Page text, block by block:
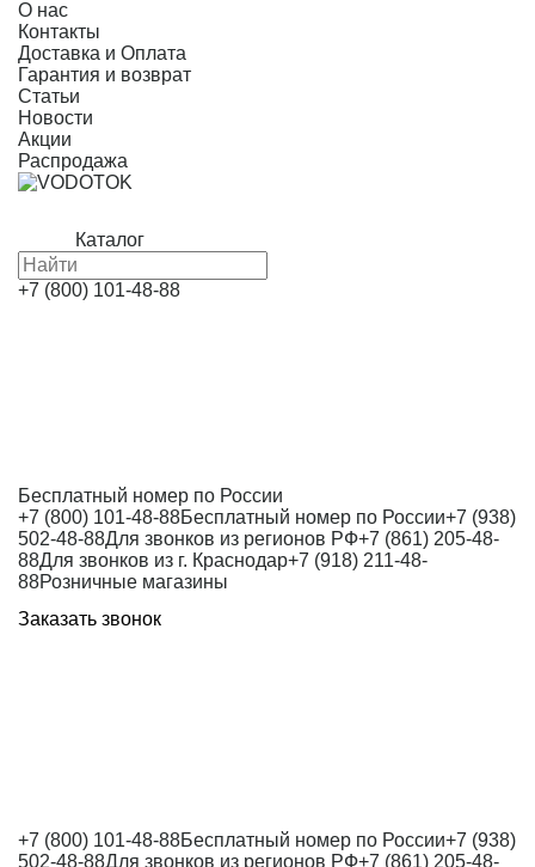
О нас
Контакты
Доставка и Оплата
Гарантия и возврат
Статьи
Новости
Акции
Распродажа
Каталог
+7 (800) 101-48-88
Бесплатный номер по России
+7 (800) 101-48-88Бесплатный номер по России+7 (938)
502-48-88Для звонков из регионов РФ+7 (861) 205-48-
88Для звонков из г. Краснодар+7 (918) 211-48-
88Розничные магазины
Заказать звонок
+7 (800) 101-48-88Бесплатный номер по России+7 (938)
502-48-88Для звонков из регионов РФ+7 (861) 205-48-